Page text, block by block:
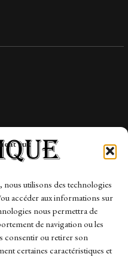
aux
utilisons des technologies
accéder aux informations sur
nous permettra de
de navigation ou les
consentir ou retirer son
certaines caractéristiques et